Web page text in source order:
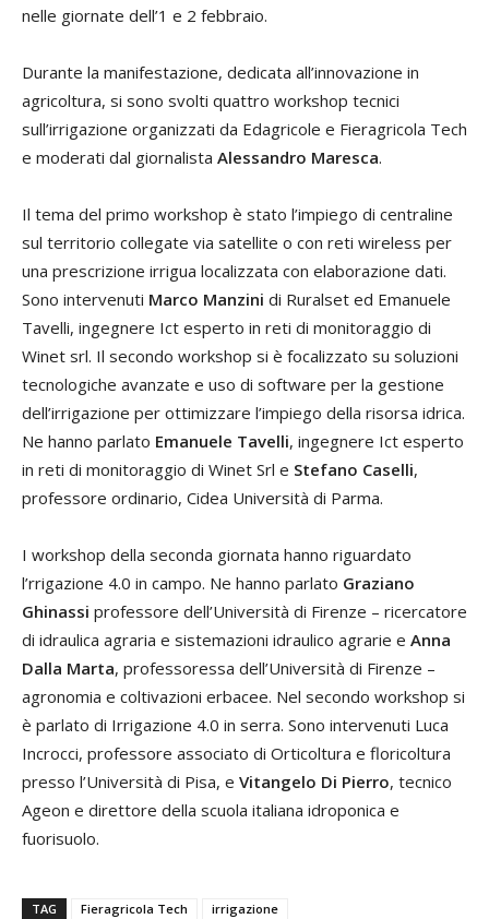
nelle giornate dell’1 e 2 febbraio.
Durante la manifestazione, dedicata all’innovazione in
agricoltura, si sono svolti quattro workshop tecnici
sull’irrigazione organizzati da Edagricole e Fieragricola Tech
e moderati dal giornalista Alessandro Maresca.
Il tema del primo workshop è stato l’impiego di centraline
sul territorio collegate via satellite o con reti wireless per
una prescrizione irrigua localizzata con elaborazione dati.
Sono intervenuti Marco Manzini di Ruralset ed Emanuele
Tavelli, ingegnere Ict esperto in reti di monitoraggio di
Winet srl. Il secondo workshop si è focalizzato su soluzioni
tecnologiche avanzate e uso di software per la gestione
dell’irrigazione per ottimizzare l’impiego della risorsa idrica.
Ne hanno parlato Emanuele Tavelli, ingegnere Ict esperto
in reti di monitoraggio di Winet Srl e Stefano Caselli,
professore ordinario, Cidea Università di Parma.
I workshop della seconda giornata hanno riguardato
l’rrigazione 4.0 in campo. Ne hanno parlato Graziano
Ghinassi professore dell’Università di Firenze – ricercatore
di idraulica agraria e sistemazioni idraulico agrarie e Anna
Dalla Marta, professoressa dell’Università di Firenze –
agronomia e coltivazioni erbacee. Nel secondo workshop si
è parlato di Irrigazione 4.0 in serra. Sono intervenuti Luca
Incrocci, professore associato di Orticoltura e floricoltura
presso l’Università di Pisa, e Vitangelo Di Pierro, tecnico
Ageon e direttore della scuola italiana idroponica e
fuorisuolo.
TAG Fieragricola Tech irrigazione